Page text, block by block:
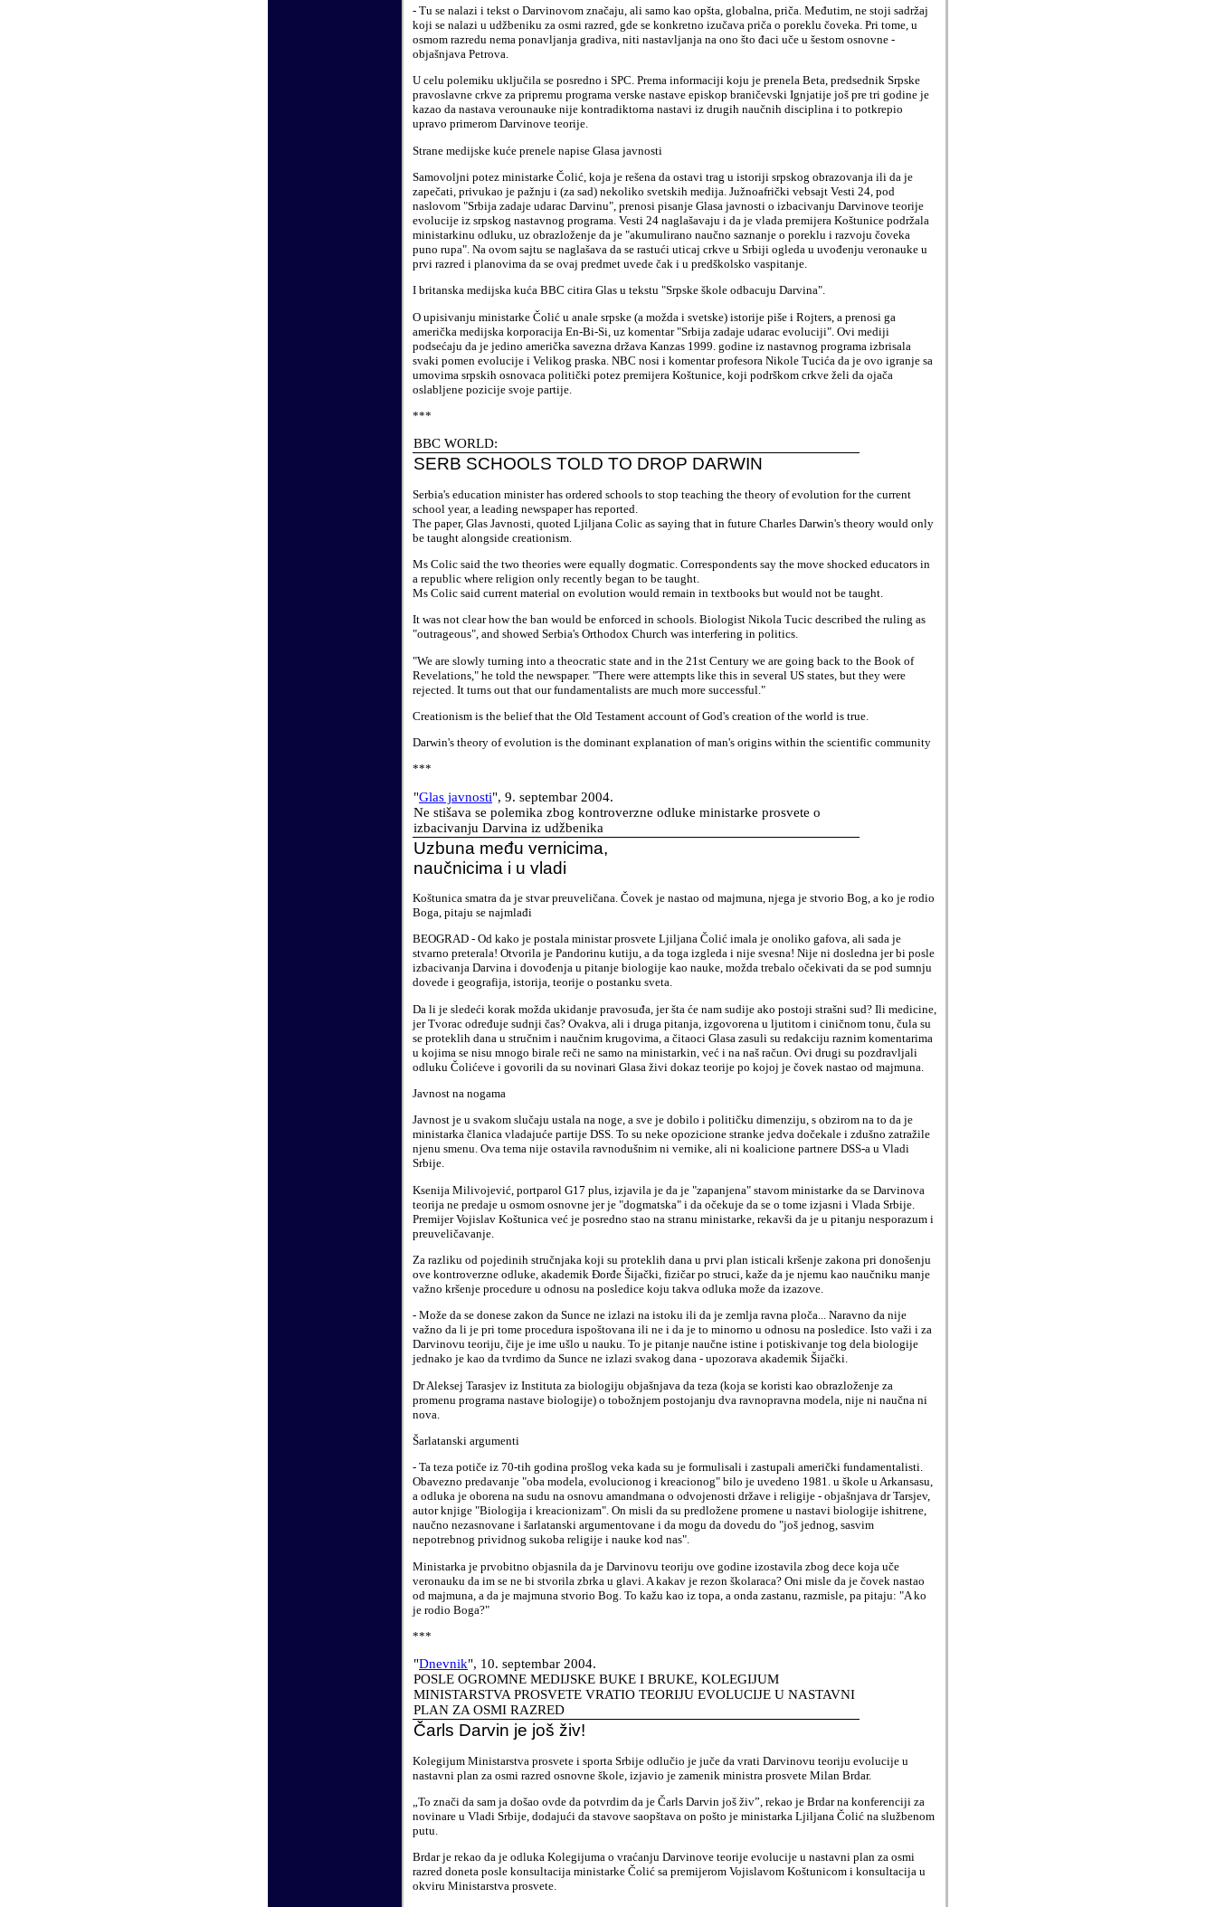
- Tu se nalazi i tekst o Darvinovom značaju, ali samo kao opšta, globalna, priča. Međutim, ne stoji sadržaj
koji se nalazi u udžbeniku za osmi razred, gde se konkretno izučava priča o poreklu čoveka. Pri tome, u
osmom razredu nema ponavljanja gradiva, niti nastavljanja na ono što đaci uče u šestom osnovne -
objašnjava Petrova.
U celu polemiku uključila se posredno i SPC. Prema informaciji koju je prenela Beta, predsednik Srpske
pravoslavne crkve za pripremu programa verske nastave episkop braničevski Ignjatije još pre tri godine je
kazao da nastava verounauke nije kontradiktorna nastavi iz drugih naučnih disciplina i to potkrepio
upravo primerom Darvinove teorije.
Strane medijske kuće prenele napise Glasa javnosti
Samovoljni potez ministarke Čolić, koja je rešena da ostavi trag u istoriji srpskog obrazovanja ili da je
zapečati, privukao je pažnju i (za sad) nekoliko svetskih medija. Južnoafrički vebsajt Vesti 24, pod
naslovom "Srbija zadaje udarac Darvinu", prenosi pisanje Glasa javnosti o izbacivanju Darvinove teorije
evolucije iz srpskog nastavnog programa. Vesti 24 naglašavaju i da je vlada premijera Koštunice podržala
ministarkinu odluku, uz obrazloženje da je "akumulirano naučno saznanje o poreklu i razvoju čoveka
puno rupa". Na ovom sajtu se naglašava da se rastući uticaj crkve u Srbiji ogleda u uvođenju veronauke u
prvi razred i planovima da se ovaj predmet uvede čak i u predškolsko vaspitanje.
I britanska medijska kuća BBC citira Glas u tekstu "Srpske škole odbacuju Darvina".
O upisivanju ministarke Čolić u anale srpske (a možda i svetske) istorije piše i Rojters, a prenosi ga
američka medijska korporacija En-Bi-Si, uz komentar "Srbija zadaje udarac evoluciji". Ovi mediji
podsećaju da je jedino američka savezna država Kanzas 1999. godine iz nastavnog programa izbrisala
svaki pomen evolucije i Velikog praska. NBC nosi i komentar profesora Nikole Tucića da je ovo igranje sa
umovima srpskih osnovaca politički potez premijera Koštunice, koji podrškom crkve želi da ojača
oslabljene pozicije svoje partije.
***
BBC WORLD:
SERB SCHOOLS TOLD TO DROP DARWIN
Serbia's education minister has ordered schools to stop teaching the theory of evolution for the current
school year, a leading newspaper has reported.
The paper, Glas Javnosti, quoted Ljiljana Colic as saying that in future Charles Darwin's theory would only
be taught alongside creationism.
Ms Colic said the two theories were equally dogmatic. Correspondents say the move shocked educators in
a republic where religion only recently began to be taught.
Ms Colic said current material on evolution would remain in textbooks but would not be taught.
It was not clear how the ban would be enforced in schools. Biologist Nikola Tucic described the ruling as
"outrageous", and showed Serbia's Orthodox Church was interfering in politics.
"We are slowly turning into a theocratic state and in the 21st Century we are going back to the Book of
Revelations," he told the newspaper. "There were attempts like this in several US states, but they were
rejected. It turns out that our fundamentalists are much more successful."
Creationism is the belief that the Old Testament account of God's creation of the world is true.
Darwin's theory of evolution is the dominant explanation of man's origins within the scientific community
***
"Glas javnosti", 9. septembar 2004.
Ne stišava se polemika zbog kontroverzne odluke ministarke prosvete o
izbacivanju Darvina iz udžbenika
Uzbuna među vernicima,
naučnicima i u vladi
Koštunica smatra da je stvar preuveličana. Čovek je nastao od majmuna, njega je stvorio Bog, a ko je rodio
Boga, pitaju se najmlađi
BEOGRAD - Od kako je postala ministar prosvete Ljiljana Čolić imala je onoliko gafova, ali sada je
stvarno preterala! Otvorila je Pandorinu kutiju, a da toga izgleda i nije svesna! Nije ni dosledna jer bi posle
izbacivanja Darvina i dovođenja u pitanje biologije kao nauke, možda trebalo očekivati da se pod sumnju
dovede i geografija, istorija, teorije o postanku sveta.
Da li je sledeći korak možda ukidanje pravosuđa, jer šta će nam sudije ako postoji strašni sud? Ili medicine,
jer Tvorac određuje sudnji čas? Ovakva, ali i druga pitanja, izgovorena u ljutitom i ciničnom tonu, čula su
se proteklih dana u stručnim i naučnim krugovima, a čitaoci Glasa zasuli su redakciju raznim komentarima
u kojima se nisu mnogo birale reči ne samo na ministarkin, već i na naš račun. Ovi drugi su pozdravljali
odluku Čolićeve i govorili da su novinari Glasa živi dokaz teorije po kojoj je čovek nastao od majmuna.
Javnost na nogama
Javnost je u svakom slučaju ustala na noge, a sve je dobilo i političku dimenziju, s obzirom na to da je
ministarka članica vladajuće partije DSS. To su neke opozicione stranke jedva dočekale i zdušno zatražile
njenu smenu. Ova tema nije ostavila ravnodušnim ni vernike, ali ni koalicione partnere DSS-a u Vladi
Srbije.
Ksenija Milivojević, portparol G17 plus, izjavila je da je "zapanjena" stavom ministarke da se Darvinova
teorija ne predaje u osmom osnovne jer je "dogmatska" i da očekuje da se o tome izjasni i Vlada Srbije.
Premijer Vojislav Koštunica već je posredno stao na stranu ministarke, rekavši da je u pitanju nesporazum i
preuveličavanje.
Za razliku od pojedinih stručnjaka koji su proteklih dana u prvi plan isticali kršenje zakona pri donošenju
ove kontroverzne odluke, akademik Đorđe Šijački, fizičar po struci, kaže da je njemu kao naučniku manje
važno kršenje procedure u odnosu na posledice koju takva odluka može da izazove.
- Može da se donese zakon da Sunce ne izlazi na istoku ili da je zemlja ravna ploča... Naravno da nije
važno da li je pri tome procedura ispoštovana ili ne i da je to minorno u odnosu na posledice. Isto važi i za
Darvinovu teoriju, čije je ime ušlo u nauku. To je pitanje naučne istine i potiskivanje tog dela biologije
jednako je kao da tvrdimo da Sunce ne izlazi svakog dana - upozorava akademik Šijački.
Dr Aleksej Tarasjev iz Instituta za biologiju objašnjava da teza (koja se koristi kao obrazloženje za
promenu programa nastave biologije) o tobožnjem postojanju dva ravnopravna modela, nije ni naučna ni
nova.
Šarlatanski argumenti
- Ta teza potiče iz 70-tih godina prošlog veka kada su je formulisali i zastupali američki fundamentalisti.
Obavezno predavanje "oba modela, evolucionog i kreacionog" bilo je uvedeno 1981. u škole u Arkansasu,
a odluka je oborena na sudu na osnovu amandmana o odvojenosti države i religije - objašnjava dr Tarsjev,
autor knjige "Biologija i kreacionizam". On misli da su predložene promene u nastavi biologije ishitrene,
naučno nezasnovane i šarlatanski argumentovane i da mogu da dovedu do "još jednog, sasvim
nepotrebnog prividnog sukoba religije i nauke kod nas".
Ministarka je prvobitno objasnila da je Darvinovu teoriju ove godine izostavila zbog dece koja uče
veronauku da im se ne bi stvorila zbrka u glavi. A kakav je rezon školaraca? Oni misle da je čovek nastao
od majmuna, a da je majmuna stvorio Bog. To kažu kao iz topa, a onda zastanu, razmisle, pa pitaju: "A ko
je rodio Boga?"
***
"Dnevnik", 10. septembar 2004.
POSLE OGROMNE MEDIJSKE BUKE I BRUKE, KOLEGIJUM
MINISTARSTVA PROSVETE VRATIO TEORIJU EVOLUCIJE U NASTAVNI
PLAN ZA OSMI RAZRED
Čarls Darvin je još živ!
Kolegijum Ministarstva prosvete i sporta Srbije odlučio je juče da vrati Darvinovu teoriju evolucije u
nastavni plan za osmi razred osnovne škole, izjavio je zamenik ministra prosvete Milan Brdar.
„To znači da sam ja došao ovde da potvrdim da je Čarls Darvin još živ”, rekao je Brdar na konferenciji za
novinare u Vladi Srbije, dodajući da stavove saopštava on pošto je ministarka Ljiljana Čolić na službenom
putu.
Brdar je rekao da je odluka Kolegijuma o vraćanju Darvinove teorije evolucije u nastavni plan za osmi
razred doneta posle konsultacija ministarke Čolić sa premijerom Vojislavom Koštunicom i konsultacija u
okviru Ministarstva prosvete.